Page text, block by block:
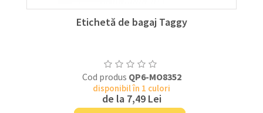
Etichetă de bagaj Taggy
Cod produs QP6-MO8352
disponibil în 1 culori
de la 7,49 Lei